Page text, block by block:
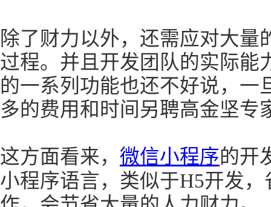
除了财力以外，还需应对大量
过程。并且开发团队的实际能
的一系列功能也还不好说，一
多的费用和时间另聘高金坚专
这方面看来， 微信小程序的开
小程序语言，类似于H5开发